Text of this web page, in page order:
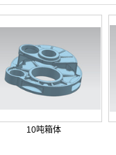
10吨箱体